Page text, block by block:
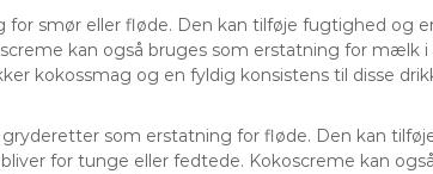
smør eller fløde. Den kan tilføje fugtighed og
kan også bruges som erstatning for mælk i
kokossmag og en fyldig konsistens til disse
som erstatning for fløde. Den kan
for tunge eller fedtede. Kokoscreme kan